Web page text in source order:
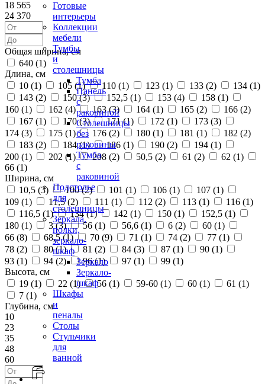
Готовые
интерьеры
Коллекции
мебели
Тумбы
и
столешницы
Тумба
Панель
с
раковиной
Столешницы
без
раковины
Тумба
с
раковиной
Подстолье
для
столешницы
Зеркала,
полки,
зеркало-
шкаф
Зеркало
Зеркало-
шкаф
Шкафы
и
пеналы
Столы
Стульчики
для
ванной
18 565
24 370
Общая ширина, см
640 (1)
Длина, см
10 (1) 105 (1) 110 (1) 123 (1) 133 (2) 134 (1)
143 (2) 150 (3) 152,5 (1) 153 (4) 158 (1)
160 (1) 162 (4) 163 (3) 164 (1) 165 (2) 166 (2)
167 (1) 170 (3) 171 (1) 172 (1) 173 (3)
174 (3) 175 (1) 176 (2) 180 (1) 181 (1) 182 (2)
183 (2) 184 (1) 186 (1) 190 (2) 194 (1)
200 (1) 202 (1) 208 (2) 50,5 (2) 61 (2) 62 (1)
66 (1)
Ширина, см
10,5 (3) 100 (2) 101 (1) 106 (1) 107 (1)
109 (1) 11,5 (2) 111 (1) 112 (2) 113 (1) 116 (1)
116,5 (1) 134 (1) 142 (1) 150 (1) 152,5 (1)
180 (1) 3 (3) 56 (1) 56,6 (1) 6 (2) 60 (1)
66 (8) 68,5 (1) 70 (9) 71 (1) 74 (2) 77 (1)
78 (2) 80 (1) 81 (2) 84 (3) 87 (1) 90 (1)
93 (1) 94 (2) 96 (1) 97 (1) 99 (1)
Высота, см
19 (1) 22 (1) 56 (1) 59-60 (1) 60 (1) 61 (1)
7 (1)
Глубина, см
10
23
35
48
60